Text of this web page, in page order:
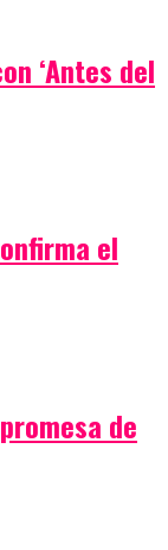
‘Antes del
el
de